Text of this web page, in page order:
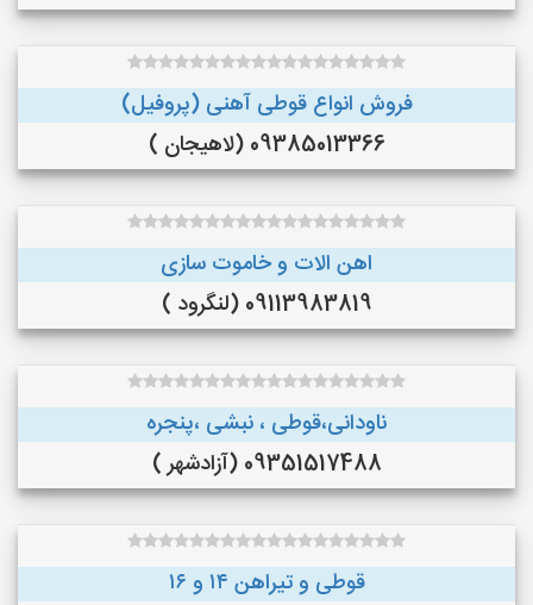
فروش انواع قوطی آهنی (پروفیل)
09385013366 (لاهیجان )
اهن الات و خاموت سازی
09113983819 (لنگرود )
ناودانی،قوطی ، نبشی ،پنجره
09351517488 (آزادشهر )
قوطی و تیراهن ۱۴ و ۱۶